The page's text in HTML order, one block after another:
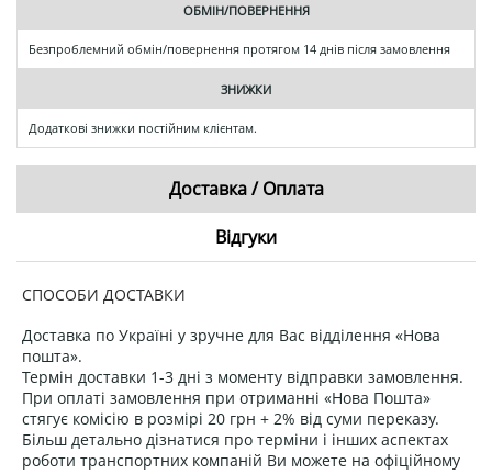
ОБМІН/ПОВЕРНЕННЯ
Безпроблемний обмін/повернення протягом 14 днів після замовлення
ЗНИЖКИ
Додаткові знижки постійним клієнтам.
Доставка / Оплата
Відгуки
СПОСОБИ ДОСТАВКИ
Доставка по Україні у зручне для Вас відділення «Нова
пошта».
Термін доставки 1-3 дні з моменту відправки замовлення.
При оплаті замовлення при отриманні «Нова Пошта»
стягує комісію в розмірі 20 грн + 2% від суми переказу.
Більш детально дізнатися про терміни і інших аспектах
роботи транспортних компаній Ви можете на офіційному